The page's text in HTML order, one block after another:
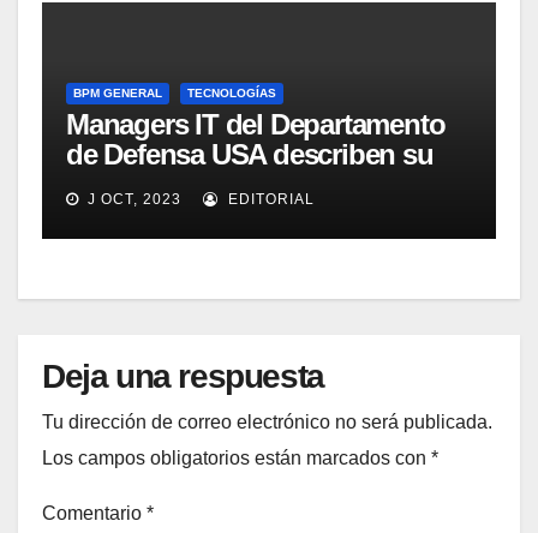
BPM GENERAL TECNOLOGÍAS
Managers IT del Departamento
de Defensa USA describen su
implementación SOA
J OCT, 2023 EDITORIAL
Deja una respuesta
Tu dirección de correo electrónico no será publicada.
Los campos obligatorios están marcados con *
Comentario *